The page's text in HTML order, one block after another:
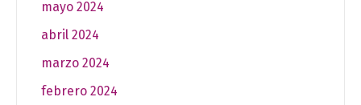
mayo 2024
abril 2024
marzo 2024
febrero 2024